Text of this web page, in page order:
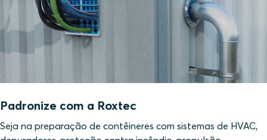
Padronize com a Roxtec
Seja na preparação de contêineres com sistemas de HVAC,